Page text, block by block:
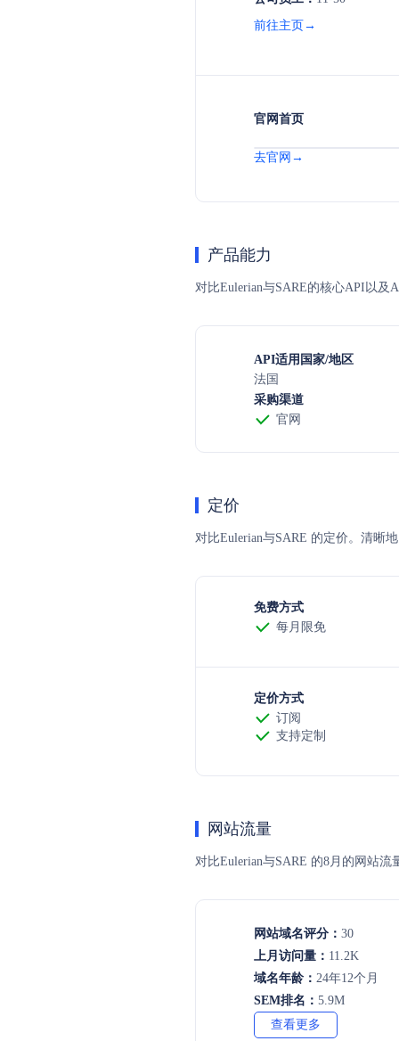
告、客户旅程分析等高级
技术自主性，确保数据隐
前往主页→
官网首页
去官网→
产品能力
对比Eulerian与SARE的核心API以
API适用国家/地区
法国
采购渠道
官网
定价
对比Eulerian与SARE 的定价。清晰
免费方式
每月限免
定价方式
订阅
支持定制
网站流量
对比Eulerian与SARE 的8月的网站
网站域名评分： 30
上月访问量： 11.2K
域名年龄： 24年12个月
SEM排名： 5.9M
查看更多